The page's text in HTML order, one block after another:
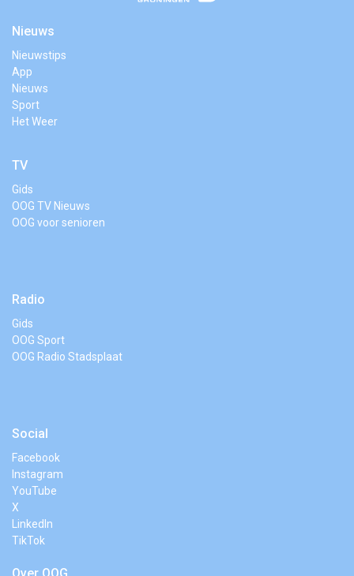
Nieuws
Nieuwstips
App
Nieuws
Sport
Het Weer
TV
Gids
OOG TV Nieuws
OOG voor senioren
Radio
Gids
OOG Sport
OOG Radio Stadsplaat
Social
Facebook
Instagram
YouTube
X
LinkedIn
TikTok